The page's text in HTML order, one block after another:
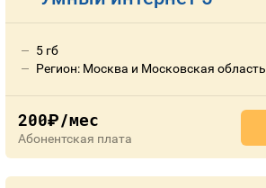
5 гб
Регион: Москва и Московская область
200руб./мес
Абонентская плата